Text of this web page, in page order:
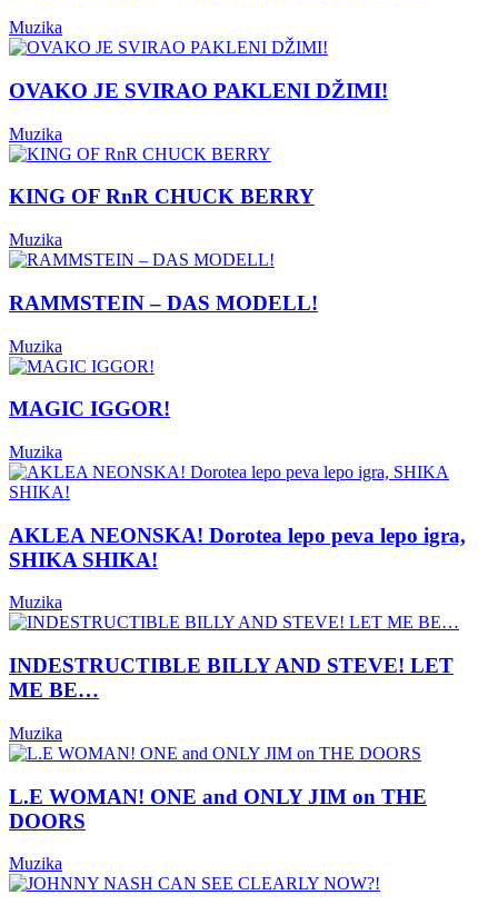
Muzika
OVAKO JE SVIRAO PAKLENI DŽIMI!
Muzika
KING OF RnR CHUCK BERRY
Muzika
RAMMSTEIN – DAS MODELL!
Muzika
MAGIC IGGOR!
Muzika
AKLEA NEONSKA! Dorotea lepo peva lepo igra,
SHIKA SHIKA!
Muzika
INDESTRUCTIBLE BILLY AND STEVE! LET
ME BE…
Muzika
L.E WOMAN! ONE and ONLY JIM on THE
DOORS
Muzika